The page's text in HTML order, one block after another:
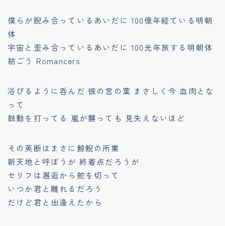
僕らが睨み合っているあいだに 100億年経ている明朝
体
宇宙と歪み合っているあいだに 100光年旅する明朝体
紡ごう Romancers
浴びるように呑んだ 彼の言の葉 まさしく今 血肉とな
って
鼓動を打ってる 嵐が襲っても 見失えないほど
その英断はまさに鯨鯢の所業
新天地と呼ぼうが 終着点だろうが
セリフは邂逅から舵を切って
いつか君と離れるだろう
だけど君と出逢えたから